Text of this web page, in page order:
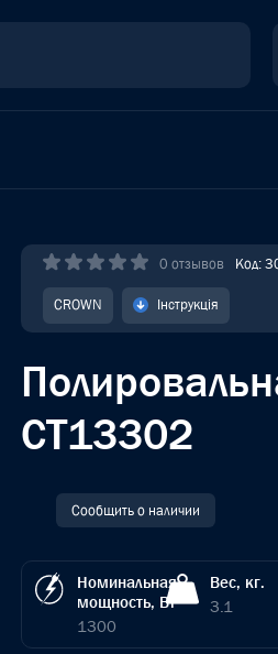
0 отзывов Код:
CROWN Інструкція
CT13302
Сообщить о наличии
Номинальная
мощность, Вт
1300
Вес, кг.
3.1